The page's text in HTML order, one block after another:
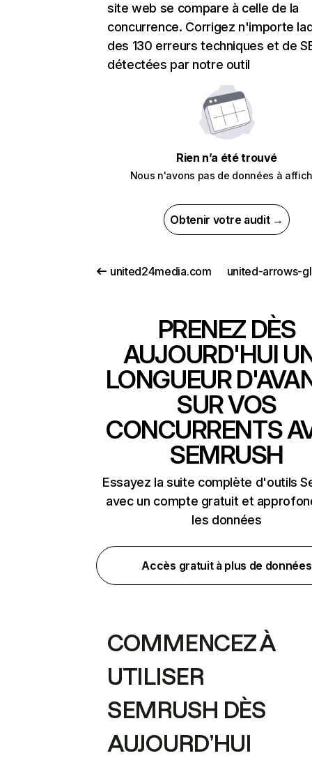
site web se compare à celle de la
concurrence. Corrigez n'importe
des 130 erreurs techniques et de
détectées par notre outil
Rien n’a été trouvé
Nous n'avons pas de données à
Obtenir votre audit →
united24media.com
PRENEZ DÈS
AUJOURD'HUI
LONGUEUR
SUR VOS
CONCURRENTS
SEMRUSH
Essayez la suite complète d'outils
avec un compte gratuit et
les données
Accès gratuit à plus de données
COMMENCEZ À
UTILISER
SEMRUSH DÈS
AUJOURD’HUI